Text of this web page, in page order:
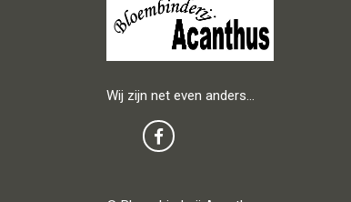
Wij zijn net even anders…